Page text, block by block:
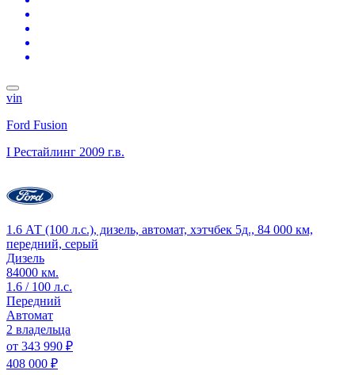
vin
Ford Fusion
I Рестайлинг 2009 г.в.
1.6 АТ (100 л.с.), дизель, автомат, хэтчбек 5д., 84 000 км,
передний, серый
Дизель
84000 км.
1.6 / 100 л.с.
Передний
Автомат
2 владельца
от 343 990 ₽
408 000 ₽